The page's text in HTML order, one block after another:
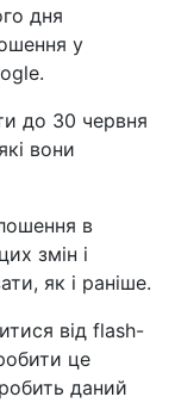
дня
у
до 30 червня
вони
в
змін і
як і раніше.
від flash-
це
даний